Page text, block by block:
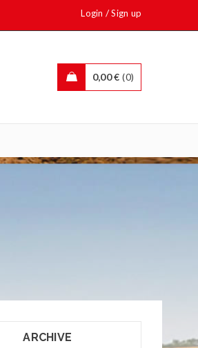
Login /Sign up
0,00€ 0
ARCHIVE